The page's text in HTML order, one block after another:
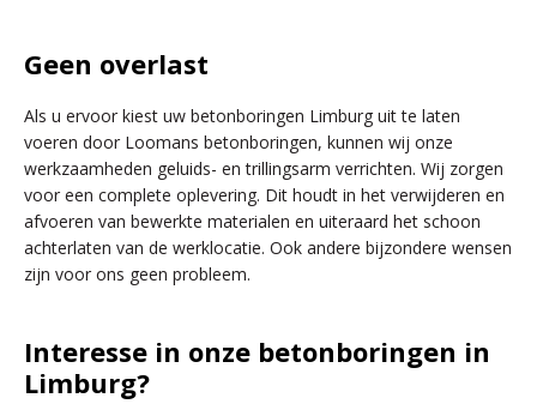
Geen overlast
Als u ervoor kiest uw betonboringen Limburg uit te laten
voeren door Loomans betonboringen, kunnen wij onze
werkzaamheden geluids- en trillingsarm verrichten. Wij zorgen
voor een complete oplevering. Dit houdt in het verwijderen en
afvoeren van bewerkte materialen en uiteraard het schoon
achterlaten van de werklocatie. Ook andere bijzondere wensen
zijn voor ons geen probleem.
Interesse in onze betonboringen in
Limburg?